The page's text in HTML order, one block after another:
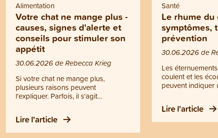
Alimentation
Votre chat ne mange plus -
causes, signes d'alerte et
conseils pour stimuler son
appétit
30.06.2026 de Rebecca Krieg
Si votre chat ne mange plus,
plusieurs raisons peuvent
l'expliquer. Parfois, il s'agit
passager. Dans d'autres cas, une
perte d'appétit peut être le signe
d'un problème de santé. Mais
Lire l'article
Santé
Le rhume du
symptômes,
prévention
30.06.2026 de
Les
coulent et les
peuvent indiquer
rhume, mais
contagieuse des
supérieures. Le
Lire l'article